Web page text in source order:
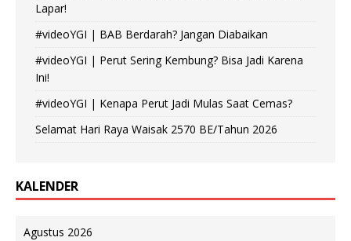
Lapar!
#videoYGI | BAB Berdarah? Jangan Diabaikan
#videoYGI | Perut Sering Kembung? Bisa Jadi Karena
Ini!
#videoYGI | Kenapa Perut Jadi Mulas Saat Cemas?
Selamat Hari Raya Waisak 2570 BE/Tahun 2026
KALENDER
Agustus 2026